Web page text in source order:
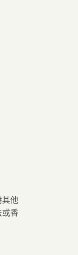
其他
香